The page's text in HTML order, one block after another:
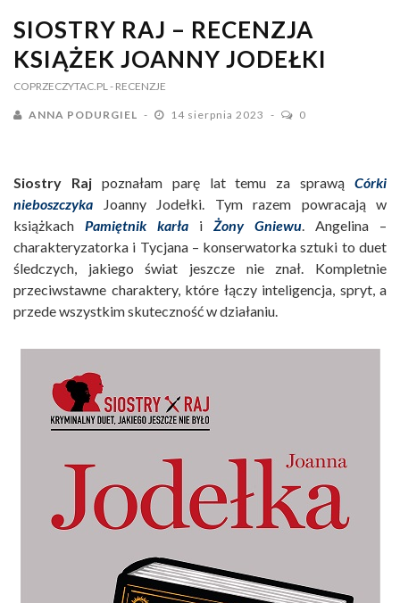
SIOSTRY RAJ – RECENZJA
KSIĄŻEK JOANNY JODEŁKI
COPRZECZYTAC.PL - RECENZJE
ANNA PODURGIEL 14 sierpnia 2023 0
Siostry Rajpoznałam parę lat temu za sprawą Córki
nieboszczyka Joanny Jodełki. Tym razem powracają w
książkach Pamiętnik karła i Żony Gniewu. Angelina –
charakteryzatorka i Tycjana – konserwatorka sztuki to duet
śledczych, jakiego świat jeszcze nie znał. Kompletnie
przeciwstawne charaktery, które łączy inteligencja, spryt, a
przede wszystkim skuteczność w działaniu.